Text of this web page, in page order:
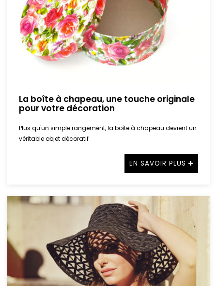
La boîte à chapeau, une touche originale
pour votre décoration
Plus qu'un simple rangement, la boîte à chapeau devient un
véritable objet décoratif
EN SAVOIR PLUS